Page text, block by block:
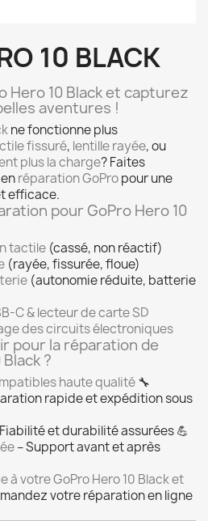
10 BLACK
Hero 10 Black et capturez
aventures !
ne fonctionne plus
fissuré, lentille rayée, ou
plus la charge? Faites
réparation GoPropour une
efficace.
pour GoPro Hero 10
tactile (cassé, non réactif)
(rayée, fissurée, floue)
(autonomie réduite, batterie
C & lecteur de carte SD
des circuits électroniques
pour la réparation de
?
haute qualité🔧
rapide et expédition sous
et durabilité assurées 💪
– Support avant et après
à votre GoPro Hero 10 Black et
votre réparation en ligne